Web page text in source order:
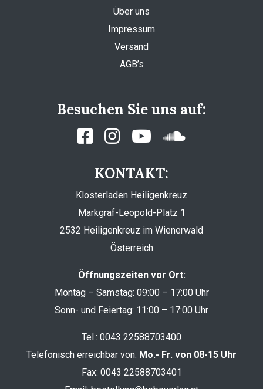
Über uns
Impressum
Versand
AGB’s
Besuchen Sie uns auf:
KONTAKT:
Klosterladen Heiligenkreuz
Markgraf-Leopold-Platz 1
2532 Heiligenkreuz im Wienerwald
Österreich
Öffnungszeiten vor Ort:
Montag – Samstag: 09:00 – 17:00 Uhr
Sonn- und Feiertag: 11:00 – 17:00 Uhr
Tel.: 0043 22588703400
Telefonisch erreichbar von: Mo.- Fr. von 08-15 Uhr
Fax: 0043 22588703401